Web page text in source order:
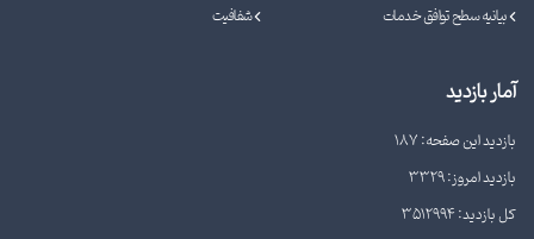
بیانیه سطح توافق خدمات
شفافیت
آمار بازدید
بازدید این صفحه: 187
بازدید امروز: 3329
کل بازدید: 3512994